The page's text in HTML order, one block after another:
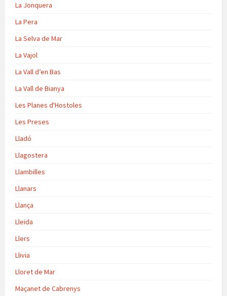
La Jonquera
La Pera
La Selva de Mar
La Vajol
La Vall d’en Bas
La Vall de Bianya
Les Planes d'Hostoles
Les Preses
Lladó
Llagostera
Llambilles
Llanars
Llança
Lleida
Llers
Llivia
Lloret de Mar
Maçanet de Cabrenys